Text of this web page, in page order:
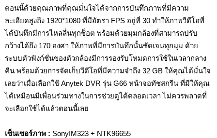
ตอนนี้ด้วยคุณภาพที่คุณมั่นใจได้จากการบันทึกภาพที่มีความ
ละเอียดสูงถึง 1920*1080 ที่มีอัตรา FPS อยู่ที่ 30 ทำให้ภาพวีดีโอที่
ได้บันทึกมีการไหลลื่นทุกช็อต พร้อมด้วยมุมกล้องที่สามารถปรับ
กว้างได้ถึง 170 องศา ให้ภาพที่มีการบันทึกนั้นชัดเจนทุกมุม ด้วย
ระบบตัวฟังก์ชั่นของตัวกล้องมีการรองรับโหมดการใช้ในเวลากลาง
คืน พร้อมด้วยการจัดเก็บวีดีโอที่มีความจำถึง 32 GB ให้คุณได้มั่นใจ
เลยว่าเมื่อเลือกใช้ Anytek DVR รุ่น G66 หน้าจอทัชสกรีน ที่มีให้คุณ
ได้เหมือนมีเพื่อนร่วมทางในการช่วยดูได้ตลอดเวลา ไม่ควรพลาดที่
จะเลือกใช้ได้แล้วตอนนี้เลย
เซ็นเซอร์ภาพ : SonyIM323 + NTK96655